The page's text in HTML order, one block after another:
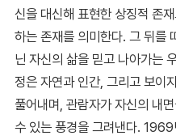
신을 대신해 표현한 상징적 존
하는 존재를 의미한다. 그 뒤를
닌 자신의 삶을 믿고 나아가는
정은 자연과 인간, 그리고 보이
풀어내며, 관람자가 자신의 내
수 있는 풍경을 그려낸다.